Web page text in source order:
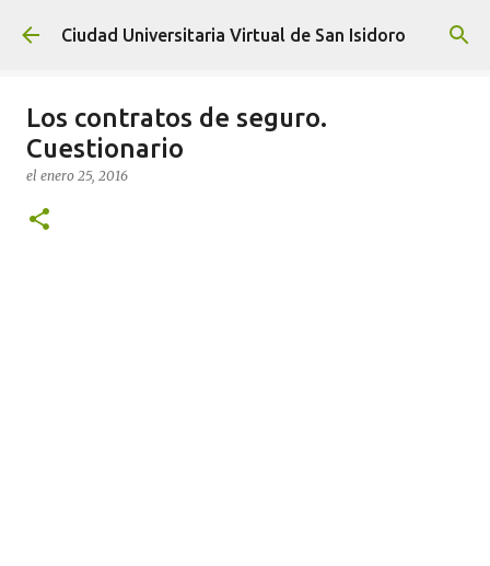
Ir al contenido principal
Ciudad Universitaria Virtual de San Isidoro
Los contratos de seguro.
Cuestionario
el enero 25, 2016